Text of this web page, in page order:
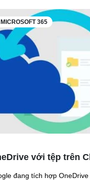
365
với tệp trên
đang tích hợp